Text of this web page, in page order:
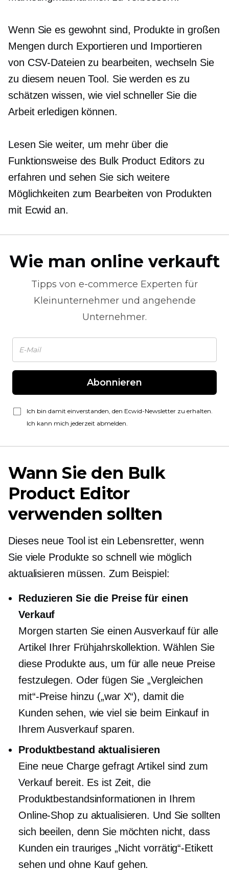
Wenn Sie es gewohnt sind, Produkte in großen
Mengen durch Exportieren und Importieren
von CSV-Dateien zu bearbeiten, wechseln Sie
zu diesem neuen Tool. Sie werden es zu
schätzen wissen, wie viel schneller Sie die
Arbeit erledigen können.
Lesen Sie weiter, um mehr über die
Funktionsweise des Bulk Product Editors zu
erfahren und sehen Sie sich weitere
Möglichkeiten zum Bearbeiten von Produkten
mit Ecwid an.
Wie man online verkauft
Tipps von e-commerce Experten für
Kleinunternehmer und angehende
Unternehmer.
Abonnieren
Ich bin damit einverstanden, den Ecwid-Newsletter zu erhalten.
Ich kann mich jederzeit abmelden.
Wann Sie den Bulk
Product Editor
verwenden sollten
Dieses neue Tool ist ein Lebensretter, wenn
Sie viele Produkte so schnell wie möglich
aktualisieren müssen. Zum Beispiel:
Reduzieren Sie die Preise für einen
Verkauf
Morgen starten Sie einen Ausverkauf für alle
Artikel Ihrer Frühjahrskollektion. Wählen Sie
diese Produkte aus, um für alle neue Preise
festzulegen. Oder fügen Sie „Vergleichen
mit“-Preise hinzu („war X“), damit die
Kunden sehen, wie viel sie beim Einkauf in
Ihrem Ausverkauf sparen.
Produktbestand aktualisieren
Eine neue ChargegefragtArtikel sind zum
Verkauf bereit. Es ist Zeit, die
Produktbestandsinformationen in Ihrem
Online-Shop zu aktualisieren. Und Sie sollten
sich beeilen, denn Sie möchten nicht, dass
Kunden ein trauriges „Nicht vorrätig“-Etikett
sehen und ohne Kauf gehen.